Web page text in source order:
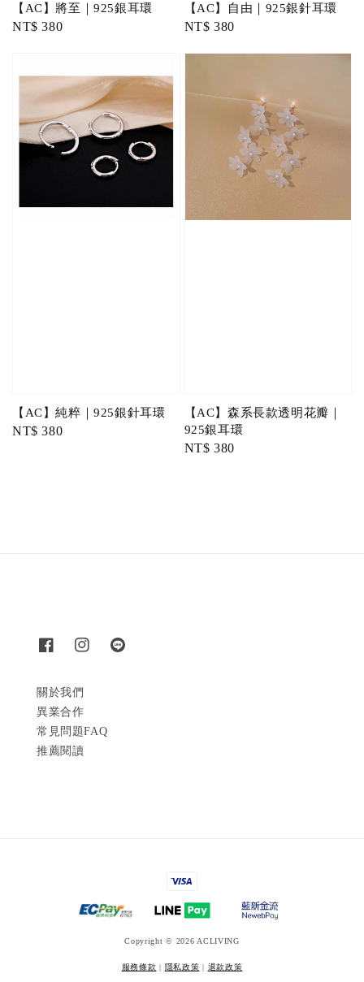
【AC】將至｜925銀耳環
Regular
NT$ 380
【AC】自由｜925銀針耳環
Regular
NT$ 380
【AC】純粹｜925銀針耳環
Regular
NT$ 380
【AC】森系長款透明花瓣｜
925銀耳環
Regular
NT$ 380
關於我們
異業合作
常見問題FAQ
推薦閱讀
Copyright © 2026 ACLIVING
服務條款 | 隱私政策 | 退款政策